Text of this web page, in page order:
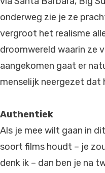
onderweg zie je ze
vergroot het realisme
droomwereld waarin ze
aangekomen gaat er
menselijk neergezet dat
Authentiek
Als je mee wilt gaan in dit
soort films houdt – je
denk ik – dan ben je na